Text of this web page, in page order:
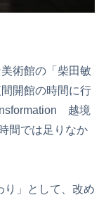
術館の「柴田敏
開館の時間に行
越境
間では足りなか
り」として、改め